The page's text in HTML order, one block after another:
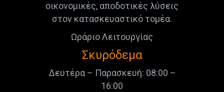
οικονομικές, αποδοτικές λύσεις
στον κατασκευαστικό τομέα.
Ωράριο Λειτουργίας
Σκυρόδεμα
Δευτέρα – Παρασκευή: 08:00 –
16:00